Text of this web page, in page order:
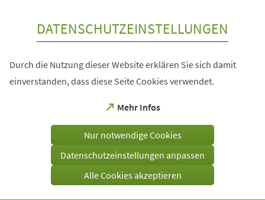
DATENSCHUTZEINSTELLUNGEN
Durch die Nutzung dieser Website erklären Sie sich damit
einverstanden, dass diese Seite Cookies verwendet.
Mehr Infos
(Öffnet
einem
Tab)
Nur notwendige Cookies
Datenschutzeinstellungen anpassen
Alle Cookies akzeptieren